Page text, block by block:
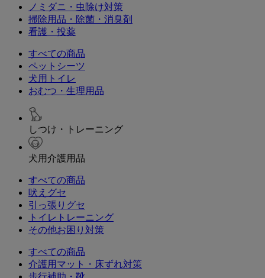
ノミダニ・虫除け対策
掃除用品・除菌・消臭剤
看護・投薬
すべての商品
ペットシーツ
犬用トイレ
おむつ・生理用品
しつけ・トレーニング
犬用介護用品
すべての商品
吠えグセ
引っ張りグセ
トイレトレーニング
その他お困り対策
すべての商品
介護用マット・床ずれ対策